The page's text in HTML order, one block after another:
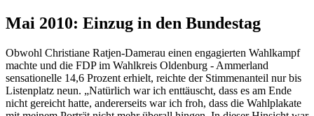
Mai 2010: Einzug in den Bundestag
Obwohl Christiane Ratjen-Damerau einen engagierten Wahlkampf
machte und die FDP im Wahlkreis Oldenburg - Ammerland
sensationelle 14,6 Prozent erhielt, reichte der Stimmenanteil nur bis
Listenplatz neun. „Natürlich war ich enttäuscht, dass es am Ende
nicht gereicht hatte, andererseits war ich froh, dass die Wahlplakate